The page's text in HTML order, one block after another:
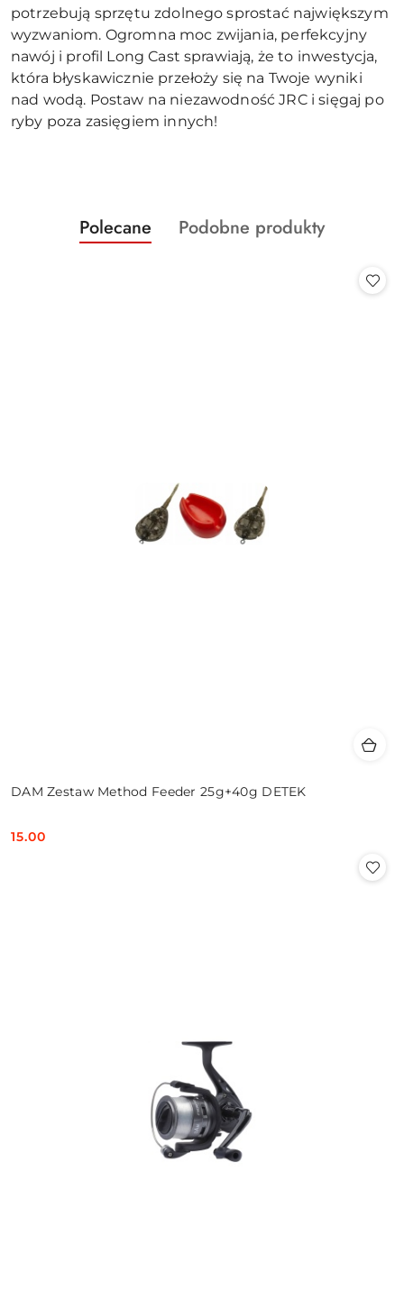
potrzebują sprzętu zdolnego sprostać największym
wyzwaniom. Ogromna moc zwijania, perfekcyjny
nawój i profil Long Cast sprawiają, że to inwestycja,
która błyskawicznie przełoży się na Twoje wyniki
nad wodą. Postaw na niezawodność JRC i sięgaj po
ryby poza zasięgiem innych!
Pomiń karuzelę produktów
Produkty
o
Polecane
Produkty
Podobne produkty
DAM Zestaw Method Feeder 25g+40g DETEK
Cena:
15.00